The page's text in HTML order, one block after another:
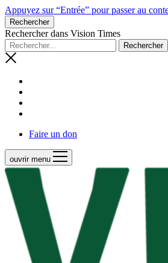
Appuyez sur “Entrée” pour passer au
Rechercher
Rechercher dans Vision Times
Faire un don
ouvrir menu